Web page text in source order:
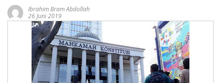
Ibrahim Bram Abdollah
26 Juni 2019